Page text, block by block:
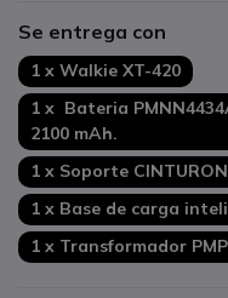
Se entrega con
1 x Walkie XT-420
1 x Bateria
2100 mAh.
1 x Soporte
1 x Base de carga
1 x Transformador